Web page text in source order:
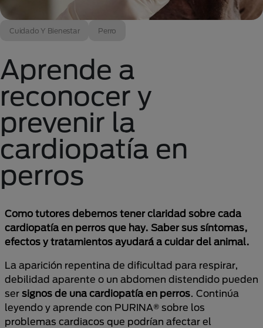
Cuidado Y Bienestar Perro
Aprende a
reconocer y
prevenir la
cardiopatía en
perros
Como tutores debemos tener claridad sobre cada
cardiopatía en perros que hay. Saber sus síntomas,
efectos y tratamientos ayudará a cuidar del animal.
La aparición repentina de dificultad para respirar,
debilidad aparente o un abdomen distendido pueden
ser signos de una cardiopatía en perros. Continúa
leyendo y aprende con PURINA® sobre los
problemas cardiacos que podrían afectar el